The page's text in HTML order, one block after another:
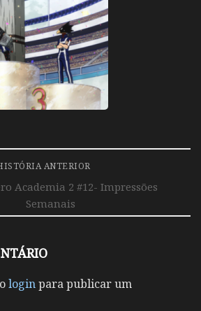
ANTERIOR
Academia 2 #12- Impressões
Semanais
loginpara publicar um